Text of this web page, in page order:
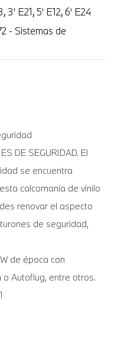
, 3' E21, 5' E12, 6' E24
- Sistemas de
DE SEGURIDAD. El
se encuentra
calcomanía de vinilo
renovar el aspecto
de seguridad,
de época con
Autoflug, entre otros.